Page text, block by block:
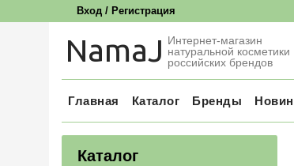
Вход / Регистрация
NamaJ Интернет-магазин
натуральной косметики
российских брендов
Главная Каталог Бренды
Каталог